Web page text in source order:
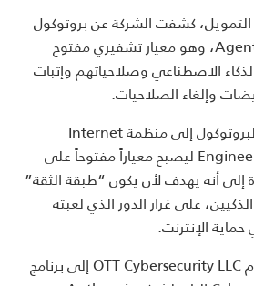
التمويل، كشفت الشركة عن بروتوكول
Agent Trust Protocol (ATP)، وهو معيار تشفيري مفتوح
الاصطناعي وصلاحياتهم وإثبات
وإلغاء الصلاحيات.
وتخطط الشركة لتقديم البروتوكول إلى منظمة Internet
Engineering Task Force (IETF) ليصبح معياراً مفتوحاً على
أنه يهدف لأن يكون “طبقة الثقة”
على غرار الدور الذي لعبته
كما أعلنت الشركة انضمام OTT Cybersecurity LLC إلى برنامج